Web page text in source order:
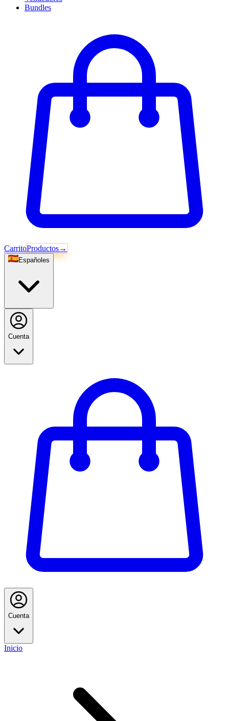
Bundles
CarritoProductos→
Español es
Cuenta
Cuenta
Inicio